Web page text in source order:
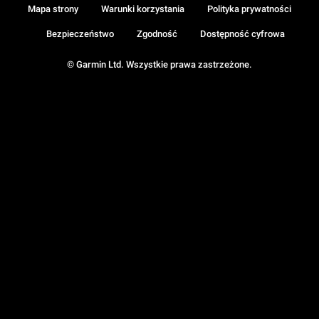
© Garmin Ltd. Wszystkie prawa zastrzeżone.
Mapa strony Warunki korzystania Polityka prywatności
Bezpieczeństwo Zgodność Dostępność cyfrowa